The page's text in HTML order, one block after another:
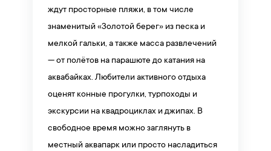
ждут просторные пляжи, в том числе
знаменитый «Золотой берег» из песка и
мелкой гальки, а также масса развлечений
— от полётов на парашюте до катания на
аквабайках. Любители активного отдыха
оценят конные прогулки, турпоходы и
экскурсии на квадроциклах и джипах. В
свободное время можно заглянуть в
местный аквапарк или просто насладиться